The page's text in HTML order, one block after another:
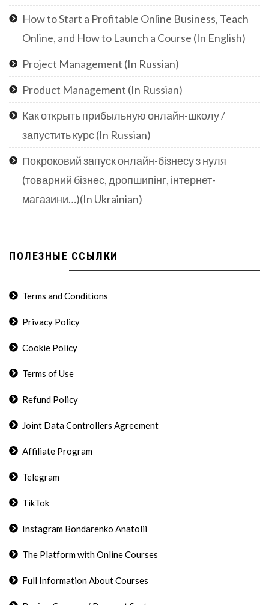
How to Start a Profitable Online Business, Teach
Online, and How to Launch a Course (In English)
Project Management (In Russian)
Product Management (In Russian)
Как открыть прибыльную онлайн-школу /
запустить курс (In Russian)
Покроковий запуск онлайн-бізнесу з нуля
(товарний бізнес, дропшипінг, інтернет-
магазини…)(In Ukrainian)
ПОЛЕЗНЫЕ ССЫЛКИ
Terms and Conditions
Privacy Policy
Cookie Policy
Terms of Use
Refund Policy
Joint Data Controllers Agreement
Affiliate Program
Telegram
TikTok
Instagram Bondarenko Anatolii
The Platform with Online Courses
Full Information About Courses